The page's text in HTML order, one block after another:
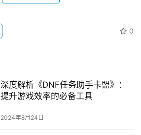
0
深度解析《DNF任务助手卡盟》：
提升游戏效率的必备工具
2024年8月24日